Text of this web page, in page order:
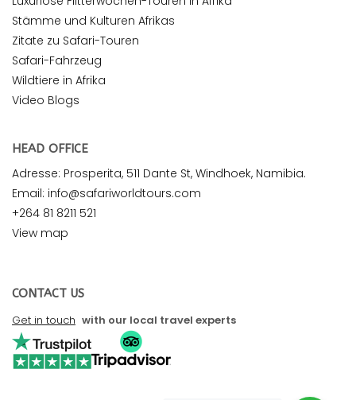
Stämme und Kulturen Afrikas
Zitate zu Safari-Touren
Safari-Fahrzeug
Wildtiere in Afrika
Video Blogs
HEAD OFFICE
Adresse: Prosperita, 511 Dante St, Windhoek, Namibia.
Email: info@safariworldtours.com
+264 81 8211 521
View map
CONTACT US
Get in touch with our local travel experts